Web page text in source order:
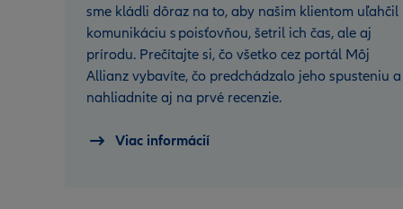
sme kládli dôraz na to, aby našim klientom uľahčil
komunikáciu s poisťovňou, šetril ich čas, ale aj
prírodu. Prečítajte si, čo všetko cez portál Môj
Allianz vybavíte, čo predchádzalo jeho spusteniu a
nahliadnite aj na prvé recenzie.
Viac informácií